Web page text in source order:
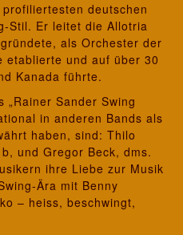
deutschen
Stil. Er leitet die Allotria
als Orchester der
etablierte und auf über 30
Kanada führte.
Sander Swing
in anderen Bands als
haben, sind: Thilo
und Gregor Beck, dms.
ihre Liebe zur Musik
Ära mit Benny
– heiss, beschwingt,